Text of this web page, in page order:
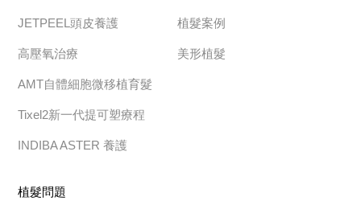
JETPEEL頭皮養護
高壓氧治療
AMT自體細胞微移植育髮
Tixel2新一代提可塑療程
INDIBA ASTER 養護
植髮案例
美形植髮
植髮問題